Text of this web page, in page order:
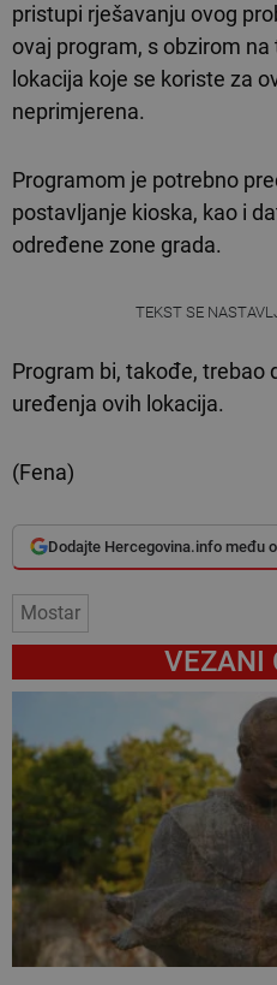
pristupi rješavanju ovog
ovaj program, s obzirom
lokacija koje se koriste za
neprimjerena.
Programom je potrebno
postavljanje kioska, kao i
određene zone grada.
TEKST SE
Program bi, takođe, trebao
uređenja ovih lokacija.
(Fena)
Dodajte Hercegovina.info među
Mostar
VEZANI